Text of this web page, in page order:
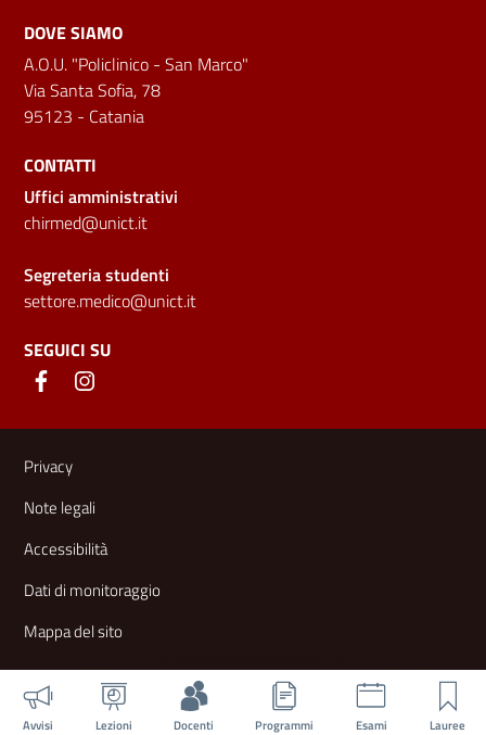
Avvisi Lezioni Docenti Programmi Esami Lauree
DOVE SIAMO
A.O.U. "Policlinico - San Marco"
Via Santa Sofia, 78
95123 - Catania
CONTATTI
Uffici amministrativi
chirmed@unict.it
Segreteria studenti
settore.medico@unict.it
SEGUICI SU
Link e informazioni utili
Privacy
Note legali
Accessibilità
Dati di monitoraggio
Mappa del sito